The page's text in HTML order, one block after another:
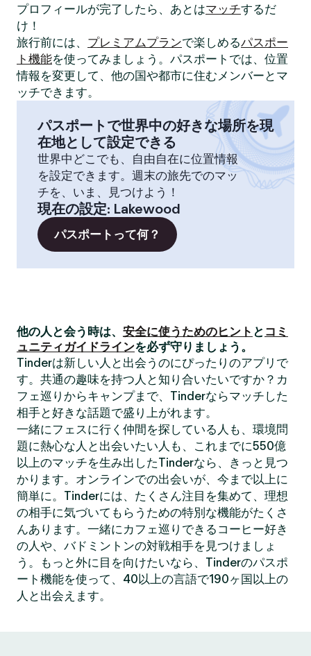
プロフィールが完了したら、あとはマッチするだ
け！
旅行前には、 プレミアムプランで楽しめるパスポー
ト機能を使ってみましょう。パスポートでは、位置
情報を変更して、他の国や都市に住むメンバーとマ
ッチできます。
パスポートで世界中の好きな場所を現
在地として設定できる
世界中どこでも、自由自在に位置情報
を設定できます。週末の旅先でのマッ
チを、いま、見つけよう！
現在の設定: Lakewood
パスポートって何？
他の人と会う時は、 安全に使うためのヒント と コミ
ュニティガイドラインを必ず守りましょう。
Tinderは新しい人と出会うのにぴったりのアプリで
す。共通の趣味を持つ人と知り合いたいですか？カ
フェ巡りからキャンプまで、Tinderならマッチした
相手と好きな話題で盛り上がれます。
一緒にフェスに行く仲間を探している人も、環境問
題に熱心な人と出会いたい人も、これまでに550億
以上のマッチを生み出したTinderなら、きっと見つ
かります。オンラインでの出会いが、今まで以上に
簡単に。Tinderには、たくさん注目を集めて、理想
の相手に気づいてもらうための特別な機能がたくさ
んあります。一緒にカフェ巡りできるコーヒー好き
の人や、バドミントンの対戦相手を見つけましょ
う。もっと外に目を向けたいなら、Tinderのパスポ
ート機能を使って、40以上の言語で190ヶ国以上の
人と出会えます。